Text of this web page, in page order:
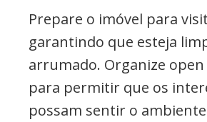
Prepare o imóvel para
garantindo que esteja
arrumado. Organize
para permitir que os
possam sentir o